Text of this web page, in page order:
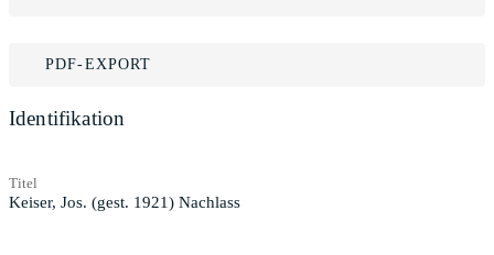
PDF-EXPORT
Identifikation
Titel
Keiser, Jos. (gest. 1921) Nachlass